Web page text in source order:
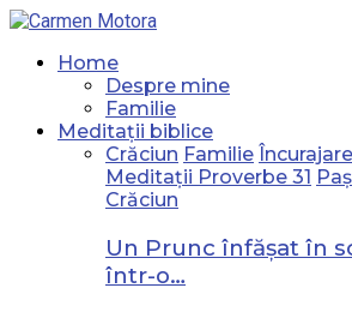
Home
Despre mine
Familie
Meditații biblice
Crăciun Familie Încurajare
Meditații Proverbe 31
Crăciun
Un Prunc înfășat în
într-o…